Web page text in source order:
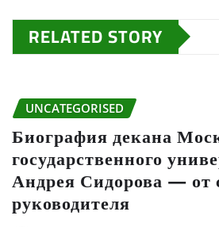
RELATED STORY
UNCATEGORISED
Биография декана
государственного
Андрея Сидорова — от
руководителя